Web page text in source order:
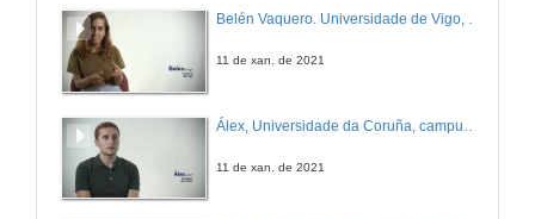
Belén Vaquero. Universidade de Vigo, campus de Vigo
11 de xan. de 2021
11 de xan. de 2021